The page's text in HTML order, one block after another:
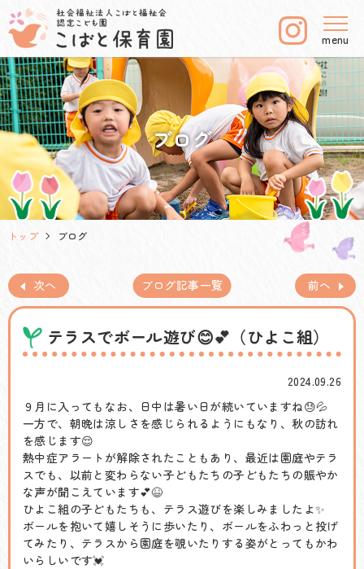
menu
ブログ
トップ ブログ
前へ
次へ ブログ記事一覧
テラスでボール遊び😊💕（ひよこ組）
2024.09.26
９月に入ってもなお、日中は暑い日が続いていますね😓💦
一方で、朝晩は涼しさを感じられるようにもなり、秋の訪れ
を感じます😌
熱中症アラートが解除されたこともあり、最近は園庭やテラ
スでも、以前と変わらない子どもたちの子どもたちの賑やか
な声が聞こえています💕😆
ひよこ組の子どもたちも、テラス遊びを楽しみましたよ✨
ボールを抱いて嬉しそうに歩いたり、ボールをふわっと投げ
てみたり、テラスから園庭を覗いたりする姿がとってもかわ
いらしいです💓